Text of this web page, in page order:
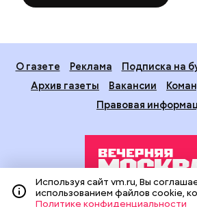
О газете Реклама
Подписка на
Архив газеты
Вакансии
Правовая
Используя сайт vm.ru, Вы
использованием файлов cookie,
Политике конфиденциальности